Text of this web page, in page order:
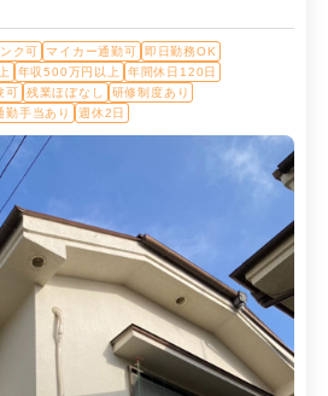
ク可 マイカー通勤可
即日勤務OK
年収500万円以上
年間休日120日
可 残業ほぼなし
研修制度あり
勤手当あり 週休2日